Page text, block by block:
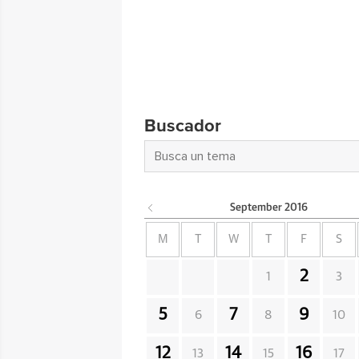
Buscador
September 2016
M W F S
1 2 3
5 6 7 8 9 10
12 13 14 15 16 17